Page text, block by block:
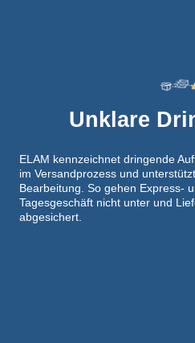
Unklare
ELAM kennzeichnet dringende
im Versandprozess und
Bearbeitung. So gehen Express-
Tagesgeschäft nicht unter und
abgesichert.